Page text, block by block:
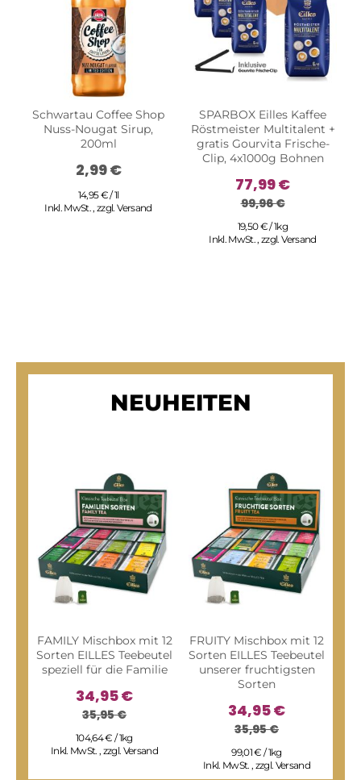
Schwartau Coffee Shop
Nuss-Nougat Sirup,
200ml
2,99 €
14,95 € / 1l
Inkl. MwSt.,zzgl.Versand
SPARBOX Eilles Kaffee
Röstmeister Multitalent +
gratis Gourvita Frische-
Clip, 4x1000g Bohnen
77,99 €
99,96 €
19,50 € / 1kg
Inkl. MwSt.,zzgl.Versand
NEUHEITEN
FAMILY Mischbox mit 12
Sorten EILLES Teebeutel
speziell für die Familie
34,95 €
35,95 €
104,64 € / 1kg
Inkl. MwSt. , zzgl. Versand
FRUITY Mischbox mit 12
Sorten EILLES Teebeutel
unserer fruchtigsten
Sorten
34,95 €
35,95 €
99,01 € / 1kg
Inkl. MwSt. , zzgl. Versand